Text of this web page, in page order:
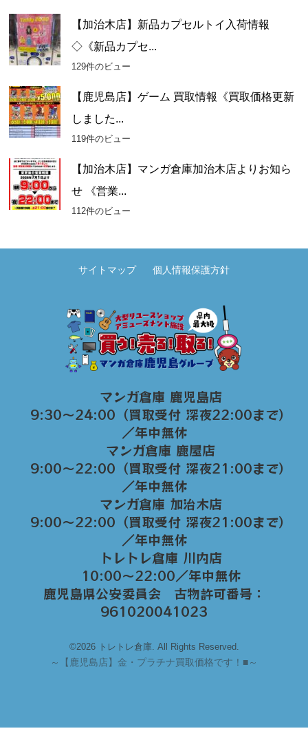
【加治木店】新品カプセルトイ入荷情報
◇《新品カプセ...
129件のビュー
【鹿児島店】ゲーム 買取情報《買取価格更新
しました...
119件のビュー
【加治木店】マンガ倉庫加治木店よりお知ら
せ 《営業...
112件のビュー
サイトマップ 個人情報保護方針
マンガ倉庫 鹿児島店
9:30～24:00（買取受付 深夜22:00まで）
／年中無休
マンガ倉庫 鹿屋店
9:00～22:00（買取受付 深夜21:00まで）
／年中無休
マンガ倉庫 加治木店
9:00〜22:00（買取受付 深夜21:00まで）
／年中無休
トレトレ倉庫 川内店
10:00〜22:00／年中無休
鹿児島県公安委員会 古物許可番号：
961020041023
©2026 トレトレ倉庫. All Rights Reserved.
～
【鹿児島店】金・プラチナ買取価格です！■～